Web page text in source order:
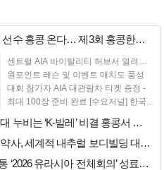
세계 챔피언 홍지승 선수 홍콩 온다… 제3회 홍콩한인팔씨름대회 9월 12…
센트럴 AIA 바이탈리티 허브서 열려…
원포인트 레슨 및 이벤트 매치도 풍성
대회 참가자 AIA 대관람차 티켓 증정 -
최대 100장 준비 완료 [수요저널] 한국...
[홍콩한인] 세계 무대 누비는 ‘K-발레’ 비결 홍콩서 연다… 정발레스튜…
[홍콩한인] 이흥수 약사, 세계적 내추럴 보디빌딩 대회 WNBF 홍콩서 …
[홍콩한인] 민주평통 ‘2026 유라시아 전체회의’ 성료… 이재명 대통령…